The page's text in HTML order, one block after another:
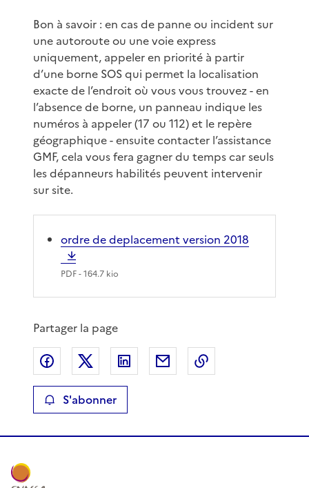
Bon à savoir : en cas de panne ou incident sur
une autoroute ou une voie express
uniquement, appeler en priorité à partir
d’une borne SOS qui permet la localisation
exacte de l’endroit où vous vous trouvez - en
l’absence de borne, un panneau indique les
numéros à appeler (17 ou 112) et le repère
géographique - ensuite contacter l’assistance
GMF, cela vous fera gagner du temps car seuls
les dépanneurs habilités peuvent intervenir
sur site.
ordre de deplacement version 2018
PDF- 164.7 kio
Partager la page
Partager sur Facebook
Partager sur XPartager sur LinkedIn
Partager par email
S'abonner